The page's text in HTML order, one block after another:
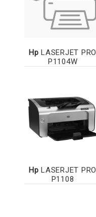
Hp LASERJET PRO
P1104W
Hp LASERJET PRO
P1108